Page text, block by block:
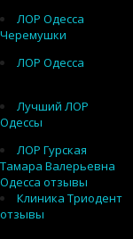
ЛОР Одесса
Черемушки
ЛОР Одесса
Лучший ЛОР
Одессы
ЛОР Гурская
Тамара Валерьевна
Одесса отзывы
Клиника Триодент
отзывы